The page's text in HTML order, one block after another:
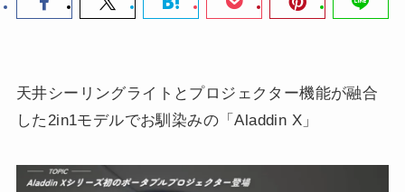
天井シーリングライトとプロジェクター機能が融合
した2in1モデルでお馴染みの「Aladdin X」